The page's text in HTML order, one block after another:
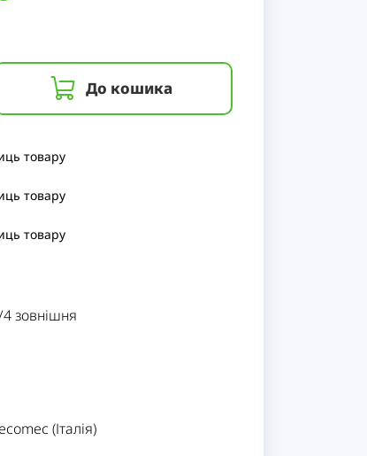
До кошика
товару
товару
товару
зовнішня
(Італія)